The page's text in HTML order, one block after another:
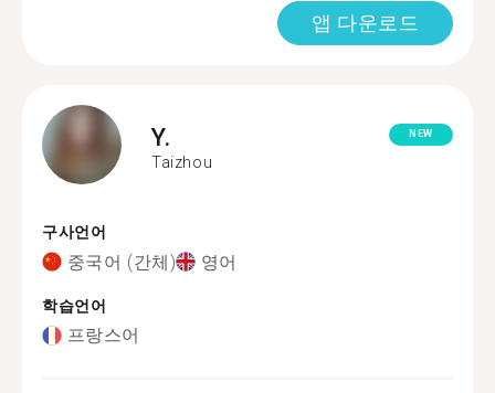
앱 다운로드
Y.
Taizhou
NEW
구사언어
중국어 (간체) 영어
학습언어
프랑스어